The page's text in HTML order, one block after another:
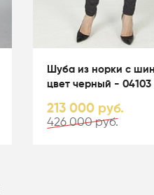
Шуба из норки с
цвет черный - 04103
213 000 руб.
426 000 руб.